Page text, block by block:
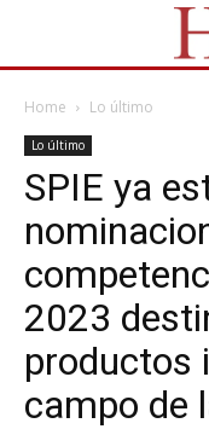
Home Lo último
Lo último
SPIE ya
2023
productos
campo de